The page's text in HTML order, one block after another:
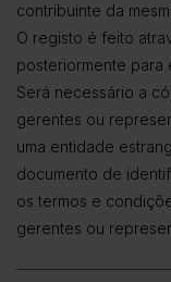
contribuinte da
O registo é feito
posteriormente para
Será necessário a
gerentes ou
uma entidade
documento de
os termos e
gerentes ou